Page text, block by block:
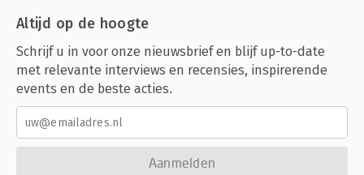
Altijd op de hoogte
Schrijf u in voor onze nieuwsbrief en blijf up-to-date
met relevante interviews en recensies, inspirerende
events en de beste acties.
Aanmelden